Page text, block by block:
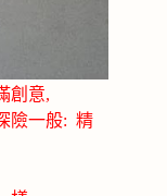
創意,
險一般: 精